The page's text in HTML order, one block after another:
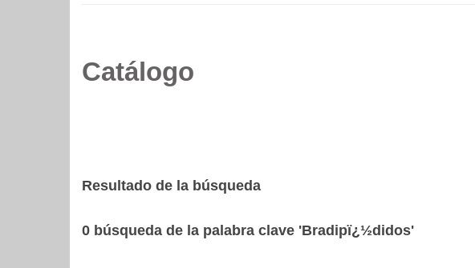
Catálogo
Resultado de la búsqueda
0 búsqueda de la palabra clave 'Bradipï¿½didos'